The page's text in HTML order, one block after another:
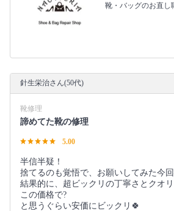
靴・バッグのお直し
針生栄治さん(50代)
靴修理
諦めてた靴の修理
5.00
半信半疑！
捨てるのも覚悟で、お願いしてみた今回
結果的に、超ビックリの丁寧さとクオ
この価格で?
と思うぐらい安価にビックリ🍀